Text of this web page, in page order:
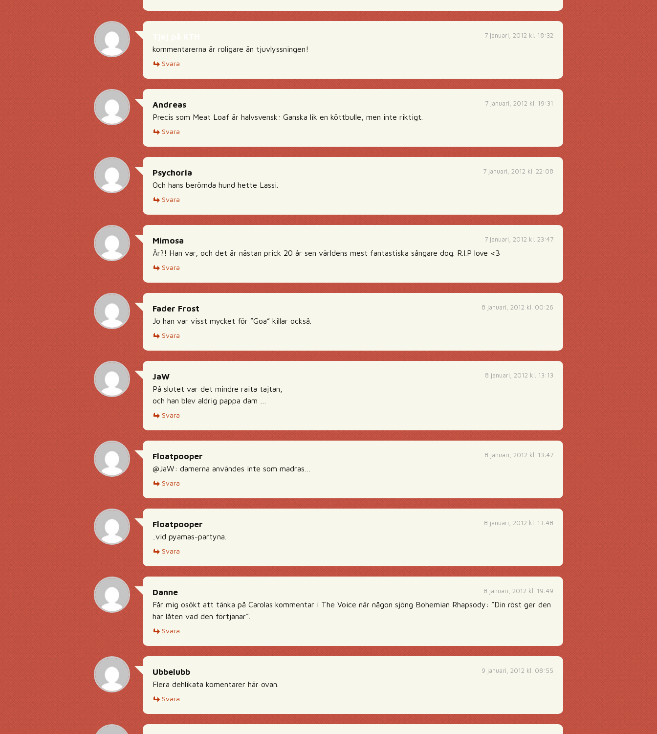
7 januari, 2012 kl. 18:32
kommentarerna är roligare än tjuvlyssningen!
Svara
7 januari, 2012 kl. 19:31
Andreas
Precis som Meat Loaf är halvsvensk: Ganska lik en köttbulle, men inte riktigt.
Svara
7 januari, 2012 kl. 22:08
Psychoria
Och hans berömda hund hette Lassi.
Svara
7 januari, 2012 kl. 23:47
Mimosa
Är?! Han var, och det är nästan prick 20 år sen världens mest fantastiska sångare dog. R.I.P love <3
Svara
8 januari, 2012 kl. 00:26
Fader Frost
Jo han var visst mycket för ”Goa” killar också.
Svara
8 januari, 2012 kl. 13:13
JaW
På slutet var det mindre raita tajtan,
och han blev aldrig pappa dam …
Svara
8 januari, 2012 kl. 13:47
Floatpooper
@JaW: damerna användes inte som madras…
Svara
8 januari, 2012 kl. 13:48
Floatpooper
..vid pyamas-partyna.
Svara
8 januari, 2012 kl. 19:49
Danne
Får mig osökt att tänka på Carolas kommentar i The Voice när någon sjöng Bohemian Rhapsody: ”Din röst ger den
här låten vad den förtjänar”.
Svara
9 januari, 2012 kl. 08:55
Ubbelubb
Flera dehlikata komentarer här ovan.
Svara